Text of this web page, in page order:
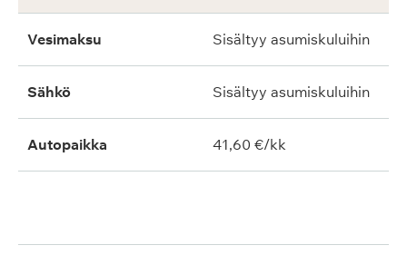
Vesimaksu Sisältyy asumiskuluihin
Sähkö Sisältyy asumiskuluihin
Autopaikka 41,60 €/kk